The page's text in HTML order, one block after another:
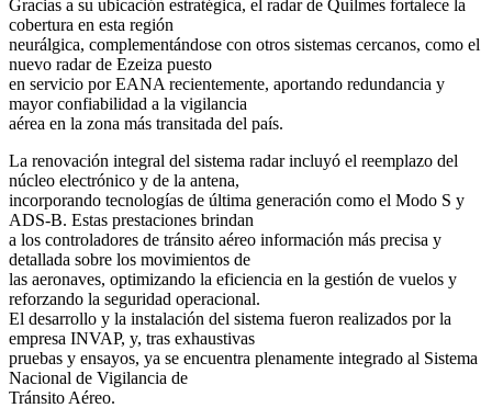
Gracias a su ubicación estratégica, el radar de Quilmes fortalece la
cobertura en esta región
neurálgica, complementándose con otros sistemas cercanos, como el
nuevo radar de Ezeiza puesto
en servicio por EANA recientemente, aportando redundancia y
mayor confiabilidad a la vigilancia
aérea en la zona más transitada del país.
La renovación integral del sistema radar incluyó el reemplazo del
núcleo electrónico y de la antena,
incorporando tecnologías de última generación como el Modo S y
ADS-B. Estas prestaciones brindan
a los controladores de tránsito aéreo información más precisa y
detallada sobre los movimientos de
las aeronaves, optimizando la eficiencia en la gestión de vuelos y
reforzando la seguridad operacional.
El desarrollo y la instalación del sistema fueron realizados por la
empresa INVAP, y, tras exhaustivas
pruebas y ensayos, ya se encuentra plenamente integrado al Sistema
Nacional de Vigilancia de
Tránsito Aéreo.